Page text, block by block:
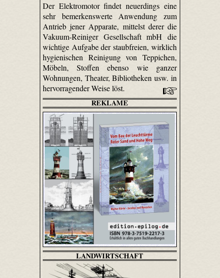
Der Elektromotor findet neuerdings eine
sehr bemerkenswerte Anwendung zum
Antrieb jener Apparate, mittelst derer die
Vakuum-Reiniger Gesellschaft mbH die
wichtige Aufgabe der staubfreien, wirklich
hygienischen Reinigung von Teppichen,
Möbeln, Stoffen ebenso wie ganzer
Wohnungen, Theater, Bibliotheken usw. in
hervorragender Weise löst.
REKLAME
LANDWIRTSCHAFT